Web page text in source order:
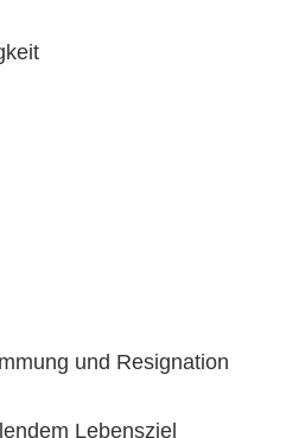
und Resignation
Lebensziel